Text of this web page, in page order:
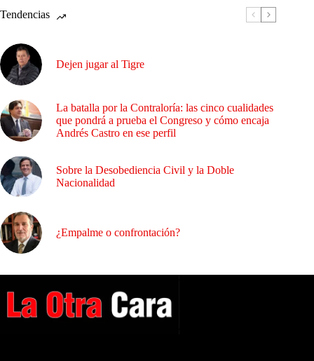
Tendencias
Dejen jugar al Tigre
La batalla por la Contraloría: las cinco cualidades
que pondrá a prueba el Congreso y cómo encaja
Andrés Castro en ese perfil
Sobre la Desobediencia Civil y la Doble
Nacionalidad
¿Empalme o confrontación?